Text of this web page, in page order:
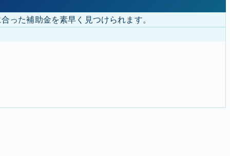
った補助金を素早く見つけられます。